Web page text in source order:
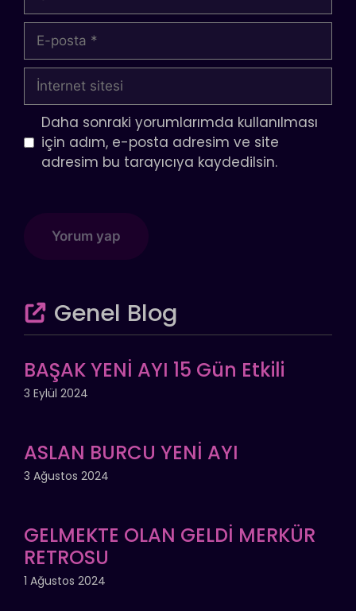
posta
İnternet
sitesi
Daha sonraki yorumlarımda kullanılması
için adım, e-posta adresim ve site
adresim bu tarayıcıya kaydedilsin.
Genel Blog
BAŞAK YENİ AYI 15 Gün Etkili
3 Eylül 2024
ASLAN BURCU YENİ AYI
3 Ağustos 2024
GELMEKTE OLAN GELDİ MERKÜR
RETROSU
1 Ağustos 2024